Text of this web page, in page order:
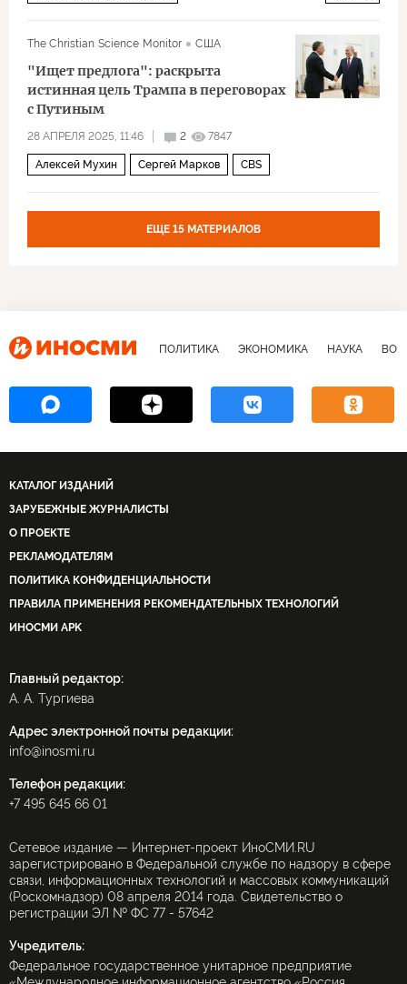
The Christian Science Monitor
США
"Ищет предлога": раскрыта
истинная цель Трампа в переговорах
с Путиным
28 АПРЕЛЯ 2025, 11:46 2 7847
Алексей Мухин Сергей Марков CBS
ЕЩЕ 15 МАТЕРИАЛОВ
ПОЛИТИКА ЭКОНОМИКА НАУКА
КАТАЛОГ ИЗДАНИЙ
ЗАРУБЕЖНЫЕ ЖУРНАЛИСТЫ
О ПРОЕКТЕ
РЕКЛАМОДАТЕЛЯМ
ПОЛИТИКА КОНФИДЕНЦИАЛЬНОСТИ
ПРАВИЛА ПРИМЕНЕНИЯ РЕКОМЕНДАТЕЛЬНЫХ ТЕХНОЛОГИЙ
ИНОСМИ APK
Главный редактор:
А. А. Тургиева
Адрес электронной почты редакции:
info@inosmi.ru
Телефон редакции:
+7 495 645 66 01
Сетевое издание — Интернет-проект ИноСМИ.RU
зарегистрировано в Федеральной службе по надзору в сфере
связи, информационных технологий и массовых коммуникаций
(Роскомнадзор) 08 апреля 2014 года. Свидетельство о
регистрации ЭЛ № ФС 77 - 57642
Учредитель:
Федеральное государственное унитарное предприятие